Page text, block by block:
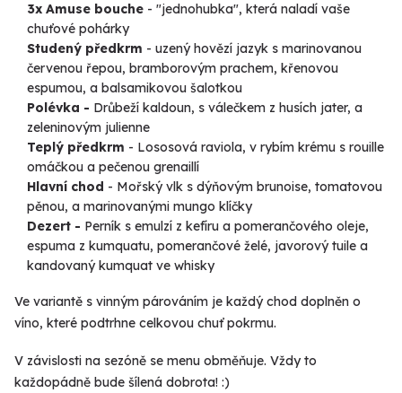
3x Amuse bouche - "jednohubka", která naladí vaše
chuťové pohárky
Studený předkrm - uzený hovězí jazyk s marinovanou
červenou řepou, bramborovým prachem, křenovou
espumou, a balsamikovou šalotkou
Polévka - Drůbeží kaldoun, s válečkem z husích jater, a
zeleninovým julienne
Teplý předkrm - Lososová raviola, v rybím krému s rouille
omáčkou a pečenou grenaillí
Hlavní chod - Mořský vlk s dýňovým brunoise, tomatovou
pěnou, a marinovanými mungo klíčky
Dezert - Perník s emulzí z kefíru a pomerančového oleje,
espuma z kumquatu, pomerančové želé, javorový tuile a
kandovaný kumquat ve whisky
Ve variantě s vinným párováním je každý chod doplněn o
víno, které podtrhne celkovou chuť pokrmu.
V závislosti na sezóně se menu obměňuje. Vždy to
každopádně bude šílená dobrota! :)